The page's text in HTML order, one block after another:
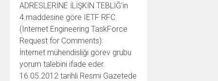
ADRESLERİNE İLİŞKİN TEBLİĞ’in
4.maddesine göre IETF RFC
(Internet Engineering TaskForce
Request for Comments):
İnternet mühendisliği görev grubu
yorum talebini ifade eder.
16.05.2012 tarihli Resmi Gazetede